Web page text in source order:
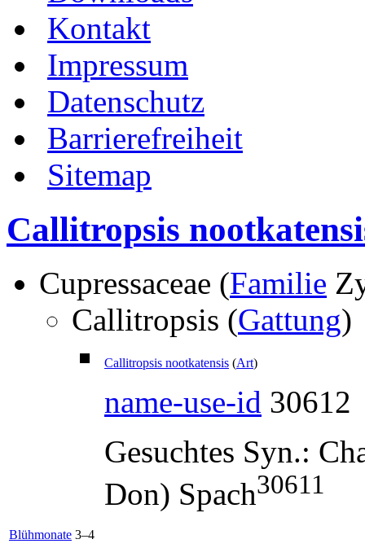
Kontakt
Impressum
Datenschutz
Barrierefreiheit
Sitemap
Callitropsis
Cupressaceae (Familie
Callitropsis (Gattung)
Callitropsis nootkatensis (Art)
name-use-id 30612
Gesuchtes Syn.:
Don) Spach30611
Blühmonate 3–4